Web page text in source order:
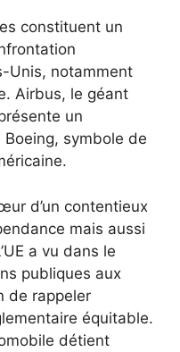
constituent un
Unis, notamment
Airbus, le géant
un
symbole de
d’un contentieux
mais aussi
a vu dans le
publiques aux
de rappeler
équitable.
détient